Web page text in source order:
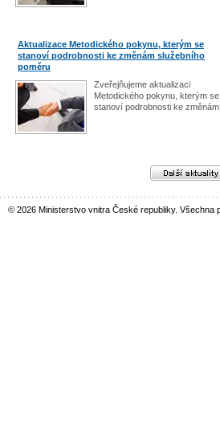
Aktualizace Metodického pokynu, kterým se
stanoví podrobnosti ke změnám služebního
poměru
Zveřejňujeme aktualizaci
Metodického pokynu, kterým se
stanoví podrobnosti ke změnám
Další
© 2026 Ministerstvo vnitra České republiky. Všechna